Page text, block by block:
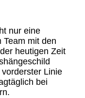
nur eine
Team mit den
heutigen Zeit
Linie
bei